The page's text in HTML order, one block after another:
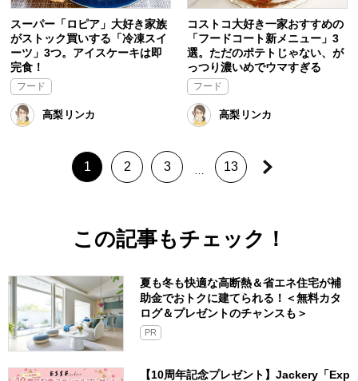
スーパー「ロピア」大好き家族
がストック買いする「冷凍スイ
ーツ」3つ。アイスケーキは即
完食！
フード
高梨リンカ
コストコ大好き一家おすすめの
「フードコート新メニュー」3
選。ただのポテトじゃない、が
っつり濃いめでウマすぎる
フード
高梨リンカ
1 2 3 … 13
この記事もチェック！
夏も冬も快適な高断熱＆省エネ住宅が補
助金でおトクに建てられる！＜無料カタ
ログ＆プレゼントのチャンスも＞
PR
【10周年記念プレゼント】Jackery「Exp